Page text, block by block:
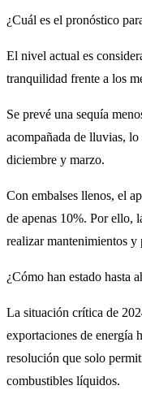
¿Cuál es el pronóstico
El nivel actual es
tranquilidad frente a los
Se prevé una sequía
acompañada de lluvias,
diciembre y marzo.
Con embalses llenos, el
de apenas 10%. Por ello,
realizar mantenimientos y
¿Cómo han estado hasta
La situación crítica de
exportaciones de energía
resolución que solo
combustibles líquidos.